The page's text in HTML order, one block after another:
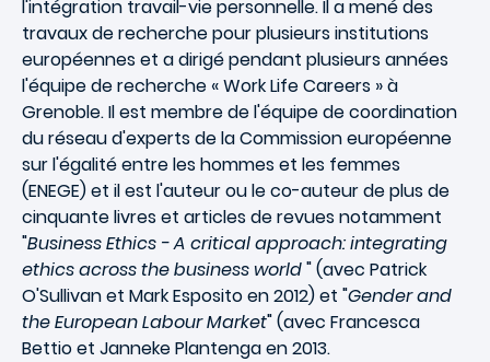
l'intégration travail-vie personnelle. Il a mené des
travaux de recherche pour plusieurs institutions
européennes et a dirigé pendant plusieurs années
l'équipe de recherche « Work Life Careers » à
Grenoble. Il est membre de l'équipe de coordination
du réseau d'experts de la Commission européenne
sur l'égalité entre les hommes et les femmes
(ENEGE) et il est l'auteur ou le co-auteur de plus de
cinquante livres et articles de revues notamment
"Business Ethics - A critical approach: integrating
ethics across the business world" (avec Patrick
O'Sullivan et Mark Esposito en 2012) et "Gender and
the European Labour Market" (avec Francesca
Bettio et Janneke Plantenga en 2013.